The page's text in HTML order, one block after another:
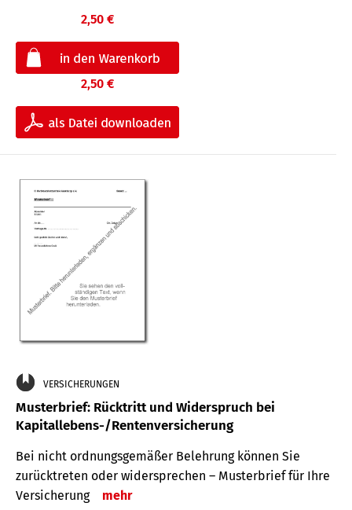
2,50 €
2,50 €
VERSICHERUNGEN
Musterbrief: Rücktritt und Widerspruch bei
Kapitallebens-/Rentenversicherung
Bei nicht ordnungsgemäßer Belehrung können Sie
zurücktreten oder widersprechen – Musterbrief für Ihre
Versicherung
mehr